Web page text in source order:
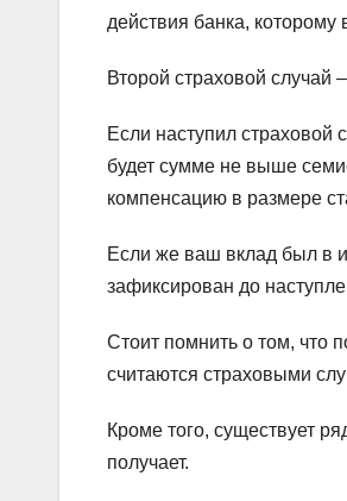
действия банка,
Второй страховой случай
Если наступил
будет сумме не выше
компенсацию в размере
Если же ваш вклад был в
зафиксирован до
Стоит помнить о том, что
считаются страховыми
Кроме того, существует
получает.